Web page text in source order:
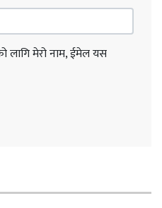
लागि मेरो नाम, ईमेल यस